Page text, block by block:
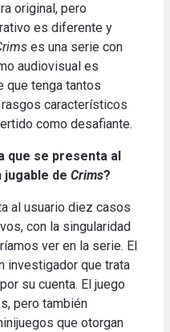
original, pero
es diferente y
es una serie con
audiovisual es
que tenga tantos
característicos
como desafiante.
que se presenta al
jugable de Crims?
al usuario diez casos
con la singularidad
ver en la serie. El
investigador que trata
su cuenta. El juego
pero también
que otorgan